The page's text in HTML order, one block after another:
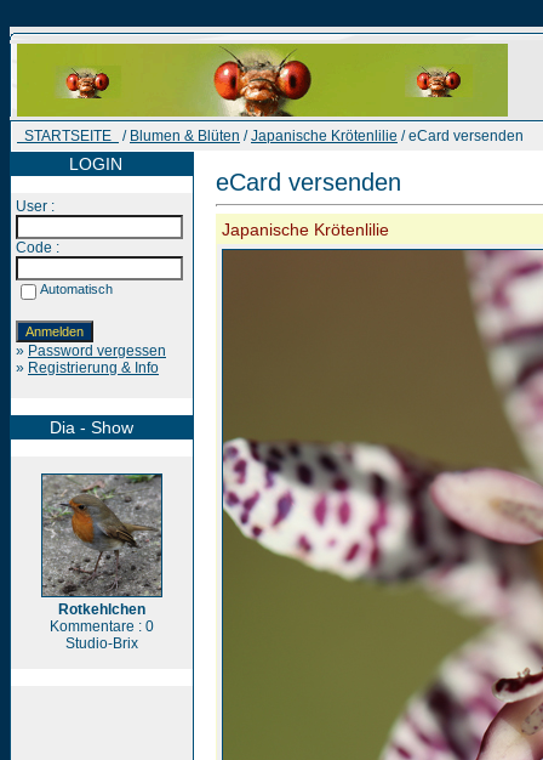
STARTSEITE / Blumen & Blüten /Japanische Krötenlilie / eCard versenden
LOGIN
User :
Code :
Automatisch
» Password vergessen
» Registrierung & Info
Dia - Show
Rotkehlchen
Kommentare : 0
Studio-Brix
eCard versenden
Japanische Krötenlilie